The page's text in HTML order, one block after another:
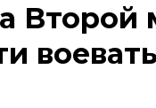
Второй